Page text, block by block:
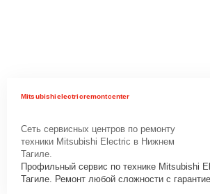
Mitsubishielectricremontcenter
Сеть сервисных центров по ремонту
техники Mitsubishi Electric в Нижнем
Тагиле.
Профильный сервис по технике Mitsubishi
Тагиле. Ремонт любой сложности с